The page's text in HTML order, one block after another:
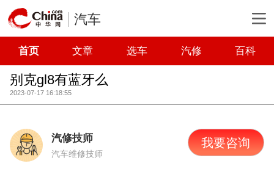
汽车
首页 文章 选车 汽修 百科
别克gl8有蓝牙么
2023-07-17 16:18:55
汽修技师
汽车维修技师
我要咨询